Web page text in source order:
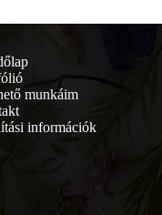
munkáim
információk